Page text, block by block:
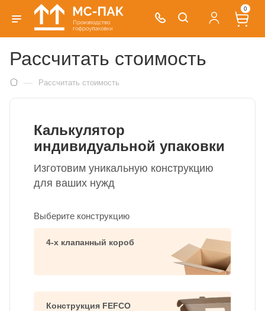
0
Рассчитать стоимость
— Рассчитать стоимость
Калькулятор
индивидуальной упаковки
Изготовим уникальную конструкцию
для ваших нужд
Выберите конструкцию
4-х клапанный короб
Конструкция FEFCO